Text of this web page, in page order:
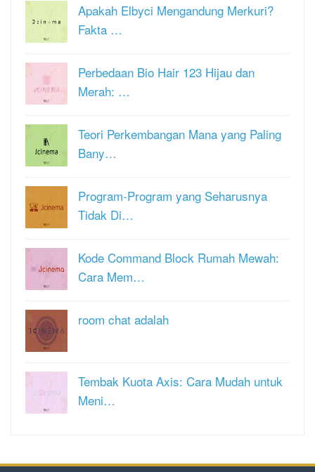
Apakah Elbyci Mengandung Merkuri?
Fakta …
Perbedaan Bio Hair 123 Hijau dan
Merah: …
Teori Perkembangan Mana yang Paling
Bany…
Program-Program yang Seharusnya
Tidak Di…
Kode Command Block Rumah Mewah:
Cara Mem…
room chat adalah
Tembak Kuota Axis: Cara Mudah untuk
Meni…